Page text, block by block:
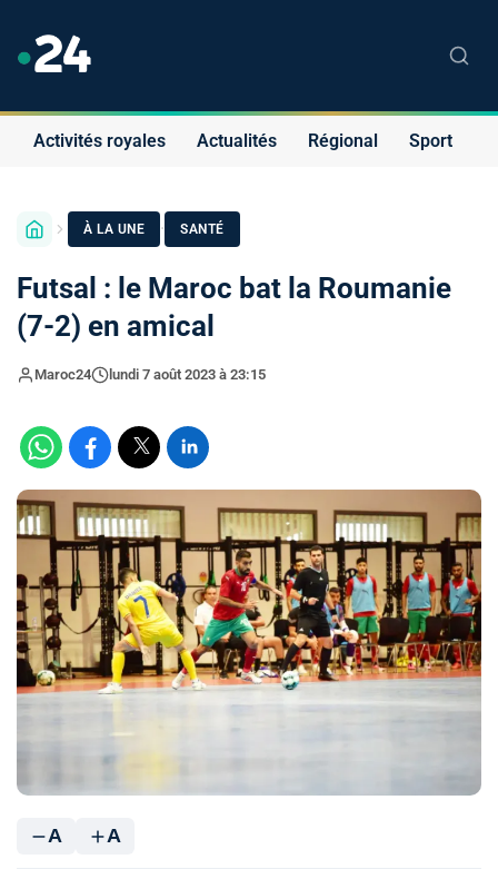
Activités royales Actualités Régional Sport
À LA UNE · SANTÉ
Futsal : le Maroc bat la Roumanie
(7-2) en amical
Maroc24 lundi 7 août 2023 à 23:15
A A